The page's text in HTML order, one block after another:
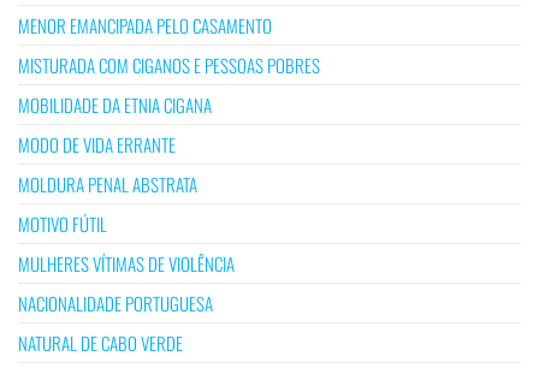
MENOR EMANCIPADA PELO CASAMENTO
MISTURADA COM CIGANOS E PESSOAS POBRES
MOBILIDADE DA ETNIA CIGANA
MODO DE VIDA ERRANTE
MOLDURA PENAL ABSTRATA
MOTIVO FÚTIL
MULHERES VÍTIMAS DE VIOLÊNCIA
NACIONALIDADE PORTUGUESA
NATURAL DE CABO VERDE